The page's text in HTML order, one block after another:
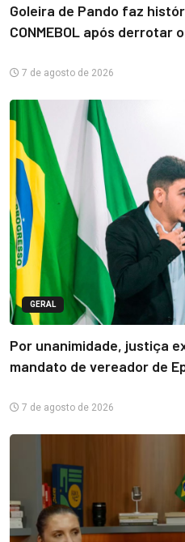
Goleira de Pando faz
CONMEBOL após derrotar
7 de agosto de 2026
GERAL
Por unanimidade, justiça
mandato de vereador de
7 de agosto de 2026